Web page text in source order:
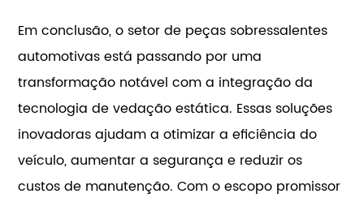
Em conclusão, o setor de peças sobressalentes
automotivas está passando por uma
transformação notável com a integração da
tecnologia de vedação estática. Essas soluções
inovadoras ajudam a otimizar a eficiência do
veículo, aumentar a segurança e reduzir os
custos de manutenção. Com o escopo promissor